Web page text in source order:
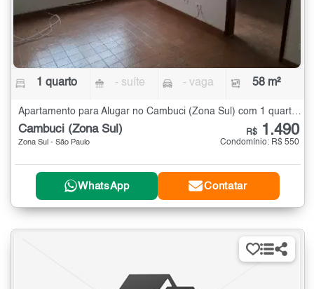
1 quarto - suíte - vaga 58 m²
Apartamento para Alugar no Cambuci (Zona Sul) com 1 quarto - 58 m²
Cambuci (Zona Sul)
Zona Sul - São Paulo
R$ 1.490
Condomínio: R$ 550
WhatsApp Contatar